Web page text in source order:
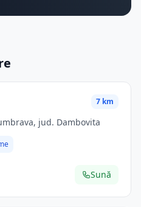
7 km
jud. Dambovita
Sună